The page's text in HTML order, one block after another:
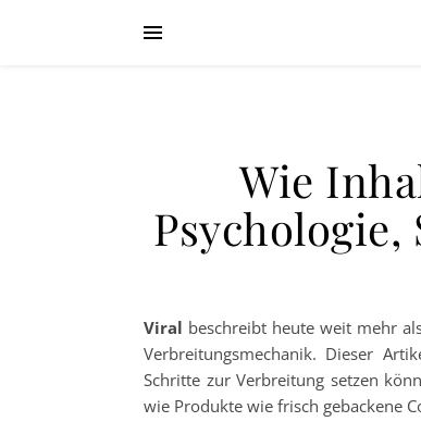
Wie
Viral beschreibt heute weit mehr
Verbreitungsmechanik. Dieser
Schritte zur Verbreitung setzen
wie Produkte wie frisch gebackene